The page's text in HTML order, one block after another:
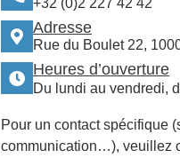
Adresse
Rue du Boulet 22,
Heures d’ouverture
Du lundi au vendredi,
Pour un contact spécifique
communication…), veuillez